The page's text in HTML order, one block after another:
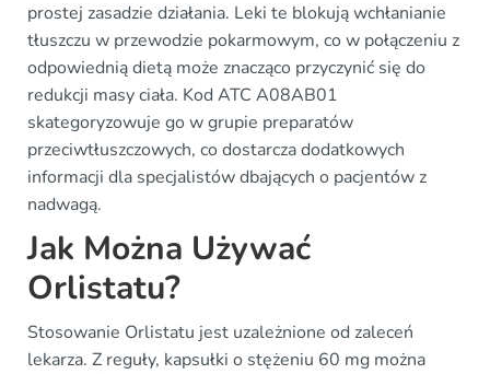
prostej zasadzie działania. Leki te blokują wchłanianie
tłuszczu w przewodzie pokarmowym, co w połączeniu z
odpowiednią dietą może znacząco przyczynić się do
redukcji masy ciała. Kod ATC A08AB01
skategoryzowuje go w grupie preparatów
przeciwtłuszczowych, co dostarcza dodatkowych
informacji dla specjalistów dbających o pacjentów z
nadwagą.
Jak Można Używać
Orlistatu?
Stosowanie Orlistatu jest uzależnione od zaleceń
lekarza. Z reguły, kapsułki o stężeniu 60 mg można